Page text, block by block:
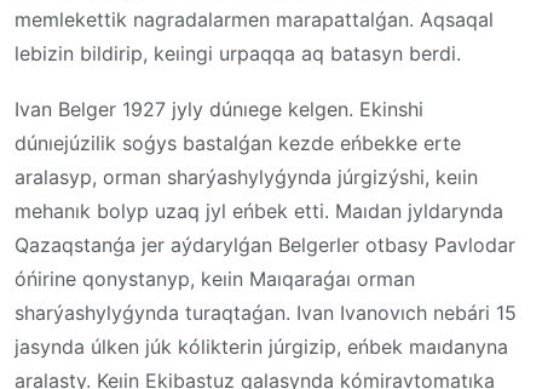
memlekettik nagradalarmen marapattalǵan. Aqsaqal
lebizin bildirip, keıingi urpaqqa aq batasyn berdi.
Ivan Belger 1927 jyly dúnıege kelgen. Ekinshi
dúnıejúzilik soǵys bastalǵan kezde eńbekke erte
aralasyp, orman sharýashylyǵynda júrgizýshi, keıin
mehanık bolyp uzaq jyl eńbek etti. Maıdan jyldarynda
Qazaqstanǵa jer aýdarylǵan Belgerler otbasy Pavlodar
óńirine qonystanyp, keıin Maıqaraǵaı orman
sharýashylyǵynda turaqtaǵan. Ivan Ivanovıch nebári 15
jasynda úlken júk kólikterin júrgizip, eńbek maıdanyna
aralasty. Keıin Ekibastuz qalasynda kómiravtomatıka